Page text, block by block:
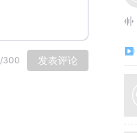
/300 发表评论